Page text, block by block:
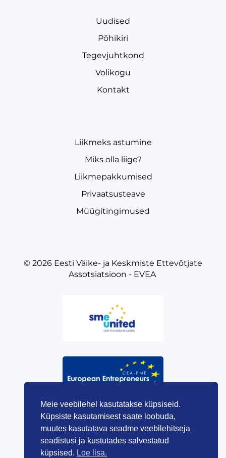
Uudised
Põhikiri
Tegevjuhtkond
Volikogu
Kontakt
Liikmeks astumine
Miks olla liige?
Liikmepakkumised
Privaatsusteave
Müügitingimused
© 2026 Eesti Väike- ja Keskmiste Ettevõtjate
Assotsiatsioon - EVEA
Meie veebilehel kasutatakse küpsiseid.
Küpsiste kasutamisest saate loobuda,
muutes kasutatava seadme veebilehitseja
seadistusi ja kustutades salvestatud
küpsised. Loe lisa.